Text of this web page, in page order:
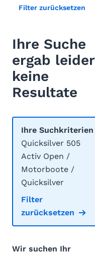
Filter zurücksetzen
Ihre Suche
ergab leider
keine
Resultate
Ihre Suchkriterien
Quicksilver 505
Activ Open /
Motorboote /
Quicksilver
Filter
zurücksetzen
Wir suchen Ihr